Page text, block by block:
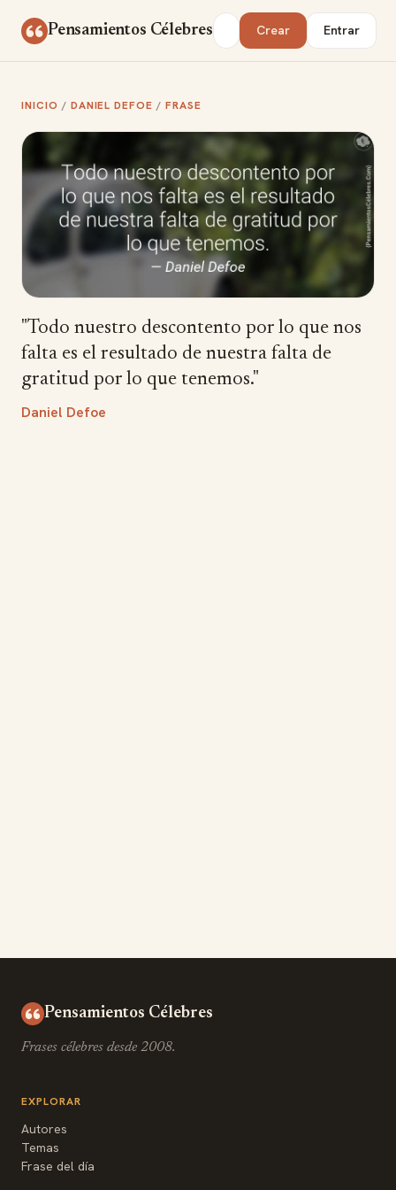
Pensamientos Célebres Buscar Crear Entrar
INICIO / DANIEL DEFOE /FRASE
"Todo nuestro descontento por lo que nos
falta es el resultado de nuestra falta de
gratitud por lo que tenemos."
Daniel Defoe
Pensamientos Célebres
Frases célebres desde 2008.
EXPLORAR
Autores
Temas
Frase del día